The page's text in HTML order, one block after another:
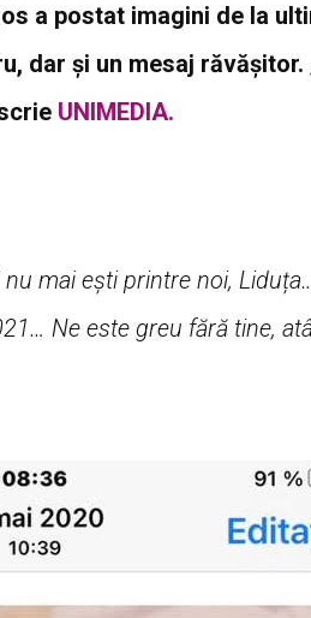
a postat imagini de la
dar și un mesaj răvășitor.
UNIMEDIA.
mai ești printre noi,
Ne este greu fără tine,